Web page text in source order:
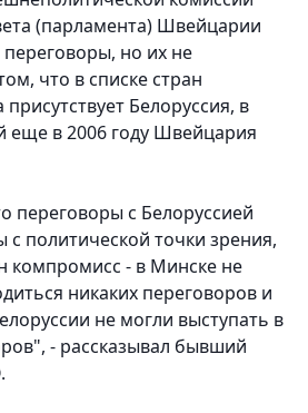
(парламента) Швейцарии
но их не
что в списке стран
Белоруссия, в
еще в 2006 году Швейцария
переговоры с Белоруссией
политической точки зрения,
компромисс - в Минске не
никаких переговоров и
не могли выступать в
- рассказывал бывший